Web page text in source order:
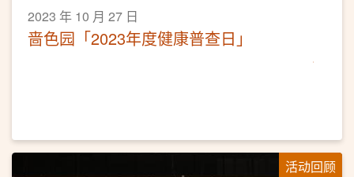
2023 年 10 月 27 日
啬色园「2023年度健康普查日」
活动回顾